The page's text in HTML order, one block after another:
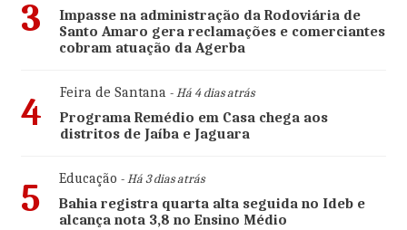
3
Impasse na administração da Rodoviária de
Santo Amaro gera reclamações e comerciantes
cobram atuação da Agerba
4 Feira de Santana- Há 4 dias atrás
Programa Remédio em Casa chega aos
distritos de Jaíba e Jaguara
5 Educação - Há 3 dias atrás
Bahia registra quarta alta seguida no Ideb e
alcança nota 3,8 no Ensino Médio